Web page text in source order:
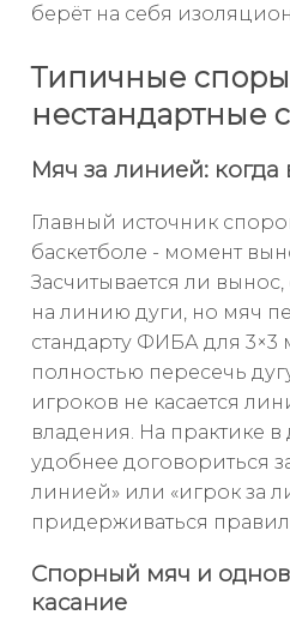
берёт на себя
Типичные
нестандартные
Мяч за линией: когда
Главный источник
баскетболе - момент
Засчитывается ли
на линию дуги, но мяч
стандарту ФИБА для 3×3
полностью пересечь
игроков не касается
владения. На практике
удобнее договориться
линией» или «игрок за
придерживаться
Спорный мяч и
касание